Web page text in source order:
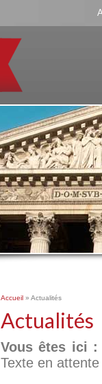
Accueil » Actualités
Actualités
Vous êtes ici :
Texte en